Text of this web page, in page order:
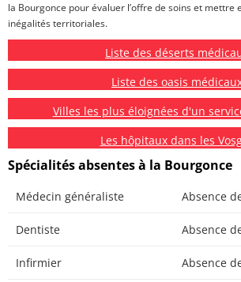
la Bourgonce pour évaluer l’offre de soins et mettre
inégalités territoriales.
Liste des déserts
Liste des oasis
Villes les plus éloignées d'un
Les hôpitaux dans les
Spécialités absentes à la Bourgonce
Médecin généraliste Absence
Dentiste Absence
Infirmier Absence